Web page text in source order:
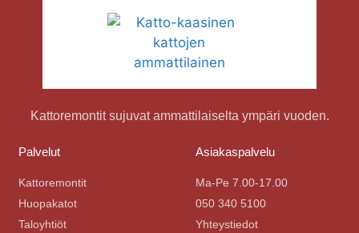
Kattoremontit sujuvat ammattilaiselta ympäri vuoden.
Palvelut
Kattoremontit
Huopakatot
Taloyhtiöt
Asiakaspalvelu
Ma-Pe 7.00-17.00
050 340 5100
Yhteystiedot